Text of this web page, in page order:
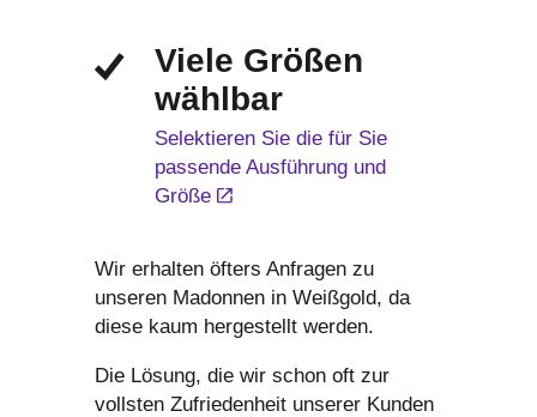
Viele Größen
wählbar
Selektieren Sie die für Sie
passende Ausführung und
Größe
Wir erhalten öfters Anfragen zu
unseren Madonnen in Weißgold, da
diese kaum hergestellt werden.
Die Lösung, die wir schon oft zur
vollsten Zufriedenheit unserer Kunden